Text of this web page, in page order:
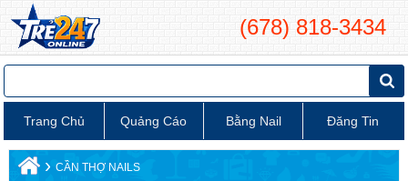
(678) 818-3434
Trang Chủ Quảng Cáo Bằng Nail Đăng Tin
› CẦN THỢ NAILS